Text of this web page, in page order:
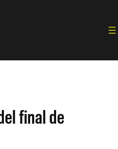
final de